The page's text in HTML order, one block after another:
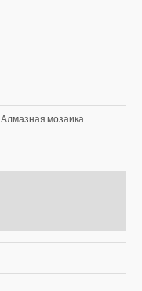
Алмазная мозаика